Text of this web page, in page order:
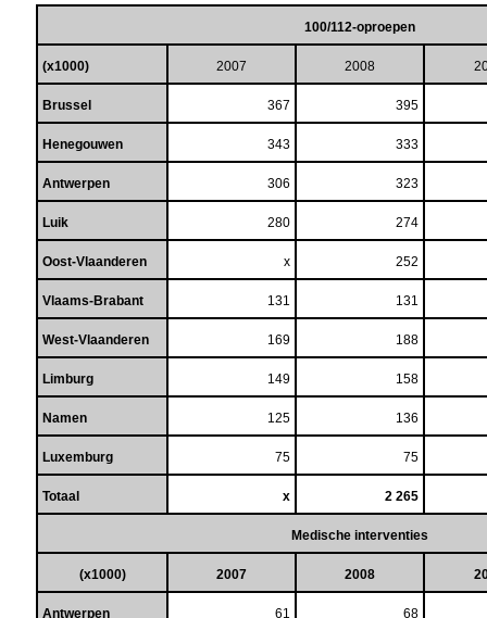
100/112-oproepen
(x1000) 2007 2008
Brussel 367 395
Henegouwen 343 333
Antwerpen 306 323
Luik 280 274
Oost-Vlaanderen x 252
Vlaams-Brabant 131 131
West-Vlaanderen 169 188
Limburg 149 158
Namen 125 136
Luxemburg 75 75
Totaal x 2 265
Medische interventies
(x1000) 2007 2008
Antwerpen 61 68